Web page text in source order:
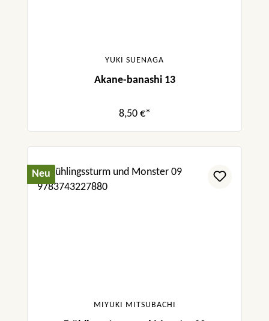
YUKI SUENAGA
Akane-banashi 13
8,50 €*
Neu
MIYUKI MITSUBACHI